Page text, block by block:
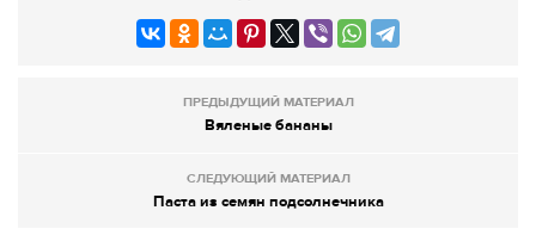
ПРЕДЫДУЩИЙ МАТЕРИАЛ
Вяленые бананы
СЛЕДУЮЩИЙ МАТЕРИАЛ
Паста из семян подсолнечника